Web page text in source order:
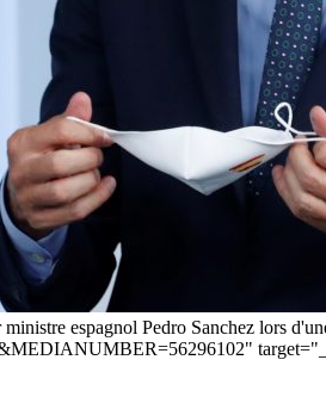
espagnol Pedro Sanchez lors